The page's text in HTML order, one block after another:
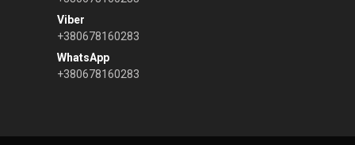
+380678160283
+380678160283